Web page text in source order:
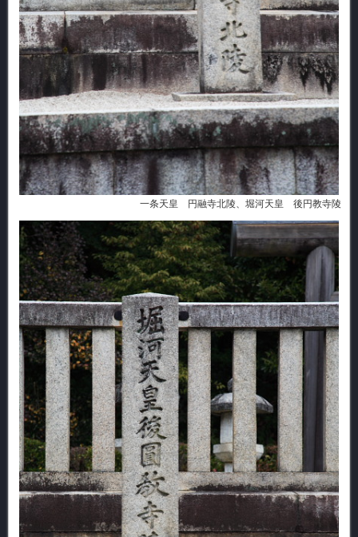
一条天皇 円融寺北陵、堀河天皇 後円教寺陵